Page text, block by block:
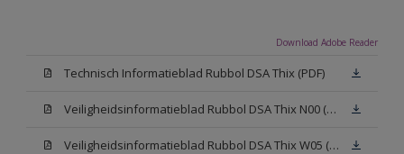
Download Adobe Reader
Technisch Informatieblad Rubbol DSA Thix (PDF)
Veiligheidsinformatieblad Rubbol DSA Thix N00 (MSDS)
Veiligheidsinformatieblad Rubbol DSA Thix W05 (MSDS)